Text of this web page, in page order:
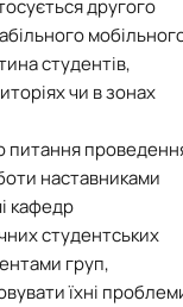
другого
студентів,
чи в зонах
питання
наставниками
кафедр
студентських
груп,
їхні